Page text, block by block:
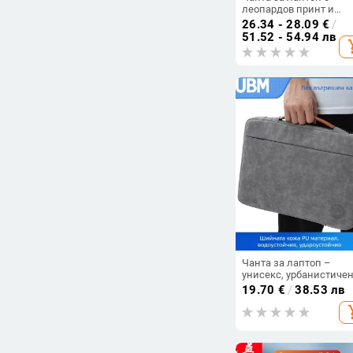
леопардов принт и
дръжка, подходяща за
лаптопи и таблети с
размери 11, 13 или 15
инча
26.34 - 28.09 € /
51.52 - 54.94 лв
Чанта за лаптоп –
унисекс, урбанистичен
минимализъм,
от флис, дишаща,
водоустойчива,
земетресения, зима
19.70 € /38.53 лв